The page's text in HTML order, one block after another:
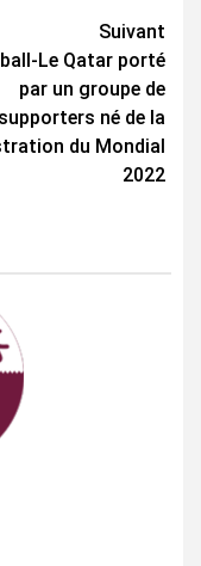
Suivant
Le Qatar porté
par un groupe de
supporters né de la
du Mondial
2022